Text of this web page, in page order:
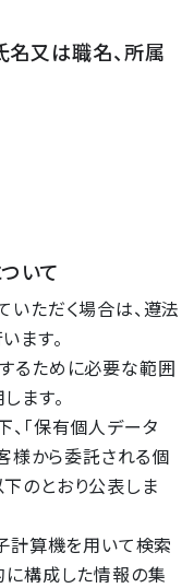
又は職名、所属
いて
いただく場合は、遵法
ます。
るために必要な範囲
ます。
「保有個人データ
様から委託される個
のとおり公表しま
計算機を用いて検索
に構成した情報の集